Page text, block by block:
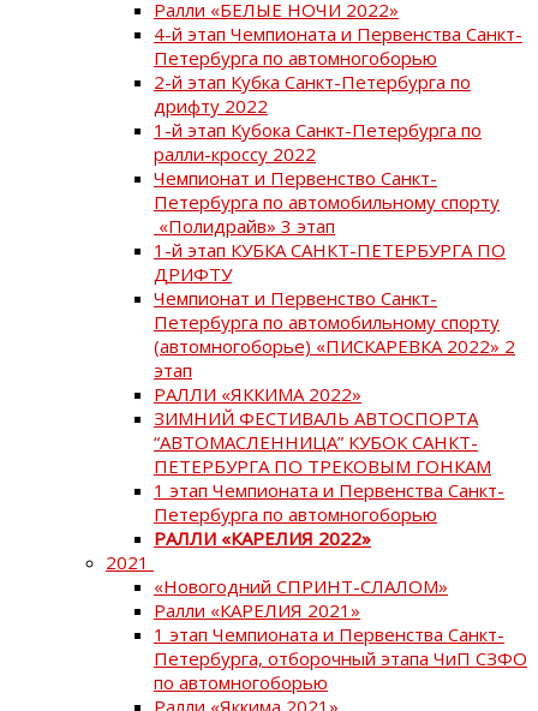
Ралли «БЕЛЫЕ НОЧИ 2022»
4-й этап Чемпионата и Первенства Санкт-
Петербурга по автомногоборью
2-й этап Кубка Санкт-Петербурга по
дрифту 2022
1-й этап Кубока Санкт-Петербурга по
ралли-кроссу 2022
Чемпионат и Первенство Санкт-
Петербурга по автомобильному спорту
«Полидрайв» 3 этап
1-й этап КУБКА САНКТ-ПЕТЕРБУРГА ПО
ДРИФТУ
Чемпионат и Первенство Санкт-
Петербурга по автомобильному спорту
(автомногоборье) «ПИСКАРЕВКА 2022» 2
этап
РАЛЛИ «ЯККИМА 2022»
ЗИМНИЙ ФЕСТИВАЛЬ АВТОСПОРТА
“АВТОМАСЛЕННИЦА” КУБОК САНКТ-
ПЕТЕРБУРГА ПО ТРЕКОВЫМ ГОНКАМ
1 этап Чемпионата и Первенства Санкт-
Петербурга по автомногоборью
РАЛЛИ «КАРЕЛИЯ 2022»
2021
«Новогодний СПРИНТ-СЛАЛОМ»
Ралли «КАРЕЛИЯ 2021»
1 этап Чемпионата и Первенства Санкт-
Петербурга, отборочный этапа ЧиП СЗФО
по автомногоборью
Ралли «Яккима 2021»